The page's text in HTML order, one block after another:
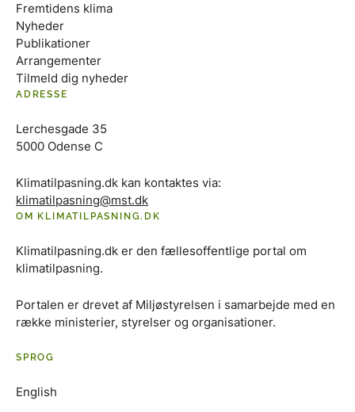
Fremtidens klima
Nyheder
Publikationer
Arrangementer
Tilmeld dig nyheder
ADRESSE
Lerchesgade 35
5000 Odense C
Klimatilpasning.dk kan kontaktes via:
klimatilpasning@mst.dk
OM KLIMATILPASNING.DK
Klimatilpasning.dk er den fællesoffentlige portal om
klimatilpasning.
Portalen er drevet af Miljøstyrelsen i samarbejde med en
række ministerier, styrelser og organisationer.
SPROG
English